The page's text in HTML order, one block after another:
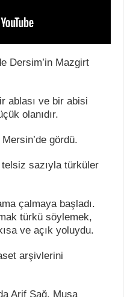
Dersim’in Mazgirt
ablası ve bir abisi
olanıdır.
gördü.
telsiz sazıyla türküler
çalmaya başladı.
türkü söylemek,
ve açık yoluydu.
arşivlerini
Arif Sağ, Musa